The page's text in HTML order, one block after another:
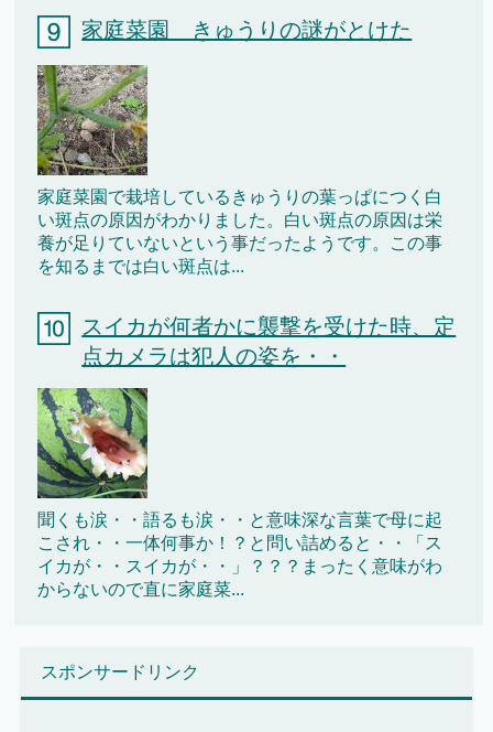
家庭菜園 きゅうりの謎がとけた
家庭菜園で栽培しているきゅうりの葉っぱにつく白
い斑点の原因がわかりました。白い斑点の原因は栄
養が足りていないという事だったようです。この事
を知るまでは白い斑点は...
スイカが何者かに襲撃を受けた時、定
点カメラは犯人の姿を・・
聞くも涙・・語るも涙・・と意味深な言葉で母に起
こされ・・一体何事か！？と問い詰めると・・「ス
イカが・・スイカが・・」？？？まったく意味がわ
からないので直に家庭菜...
スポンサードリンク